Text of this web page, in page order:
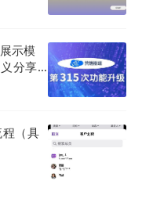
示模
分享
（具